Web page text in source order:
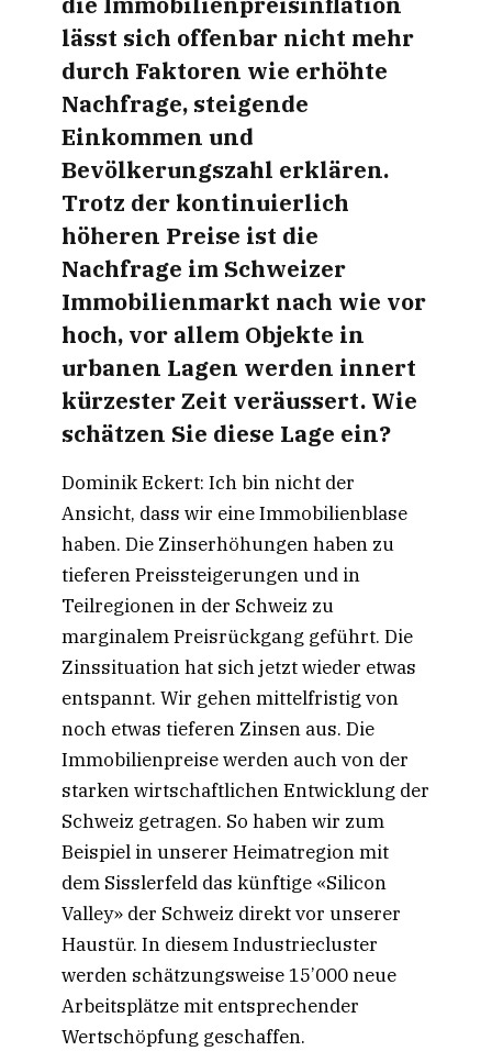
lässt sich offenbar nicht mehr
durch Faktoren wie erhöhte
Nachfrage, steigende
Einkommen und
Bevölkerungszahl erklären.
Trotz der kontinuierlich
höheren Preise ist die
Nachfrage im Schweizer
Immobilienmarkt nach wie vor
hoch, vor allem Objekte in
urbanen Lagen werden innert
kürzester Zeit veräussert. Wie
schätzen Sie diese Lage ein?
Dominik Eckert: Ich bin nicht der
Ansicht, dass wir eine Immobilienblase
haben. Die Zinserhöhungen haben zu
tieferen Preissteigerungen und in
Teilregionen in der Schweiz zu
marginalem Preisrückgang geführt. Die
Zinssituation hat sich jetzt wieder etwas
entspannt. Wir gehen mittelfristig von
noch etwas tieferen Zinsen aus. Die
Immobilienpreise werden auch von der
starken wirtschaftlichen Entwicklung der
Schweiz getragen. So haben wir zum
Beispiel in unserer Heimatregion mit
dem Sisslerfeld das künftige «Silicon
Valley» der Schweiz direkt vor unserer
Haustür. In diesem Industriecluster
werden schätzungsweise 15’000 neue
Arbeitsplätze mit entsprechender
Wertschöpfung geschaffen.